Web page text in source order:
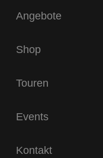
Angebote
Shop
Touren
Events
Kontakt